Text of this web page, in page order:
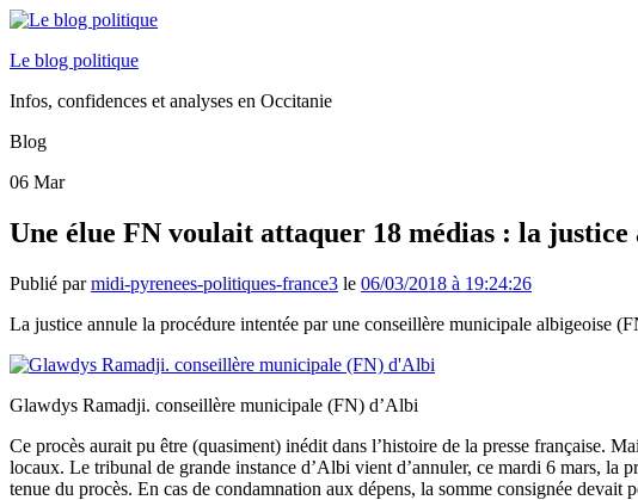
Le blog politique
Infos, confidences et analyses en Occitanie
Blog
06 Mar
Une élue FN voulait attaquer 18 médias : la
Publié parmidi-pyrenees-politiques-france3 le 06/03/2018 à 19:24:26
La justice annule la procédure intentée par une conseillère municipale albigeoise
Glawdys Ramadji. conseillère municipale (FN) d’Albi
Ce procès aurait pu être (quasiment) inédit dans l’histoire de la presse française.
locaux. Le tribunal de grande instance d’Albi vient d’annuler, ce mardi 6 mars, la
tenue du procès. En cas de condamnation aux dépens, la somme consignée